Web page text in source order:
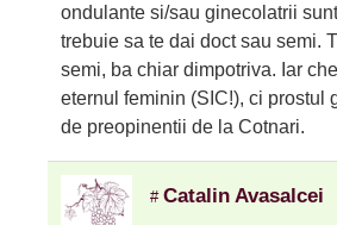
ondulante si/sau ginecolatrii
trebuie sa te dai doct sau semi.
semi, ba chiar dimpotriva. Iar
eternul feminin (SIC!), ci prostul
de preopinentii de la Cotnari.
# Catalin Avasalcei